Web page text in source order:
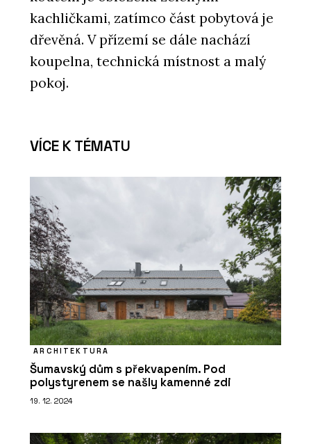
byli i čeští kamnáři
PRODUKTY
Sloupová kamna Favilla - Kolem kamen
ČLÁNKY
Dominantou rekonstruované bývalé
fořtovny v Sudetech se stala
kachličkami, zatímco část pobytová je
dřevěná. V přízemí se dále nachází
koupelna, technická místnost a malý
pokoj.
VÍCE K TÉMATU
ARCHITEKTURA
Šumavský dům s překvapením. Pod
polystyrenem se našly kamenné zdi
19. 12. 2024